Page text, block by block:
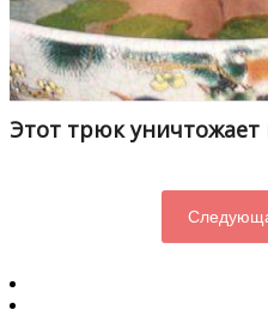
Этот трюк уничтожает